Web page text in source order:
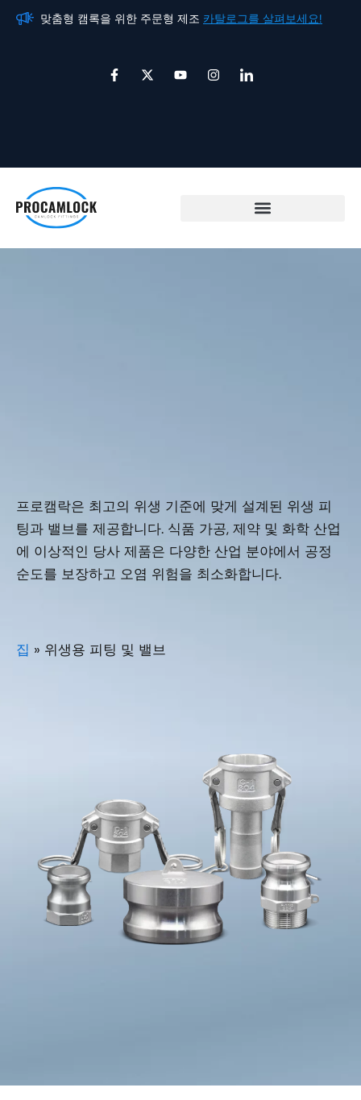
기
맞춤형 캠록을 위한 주문형 제조 카탈로그를 살펴보세요!
페
이
X
-
유
튜
인
스
아
이
프로캠락은 최고의 위생 기준에 맞게 설계된 위생 피
팅과 밸브를 제공합니다. 식품 가공, 제약 및 화학 산업
에 이상적인 당사 제품은 다양한 산업 분야에서 공정
순도를 보장하고 오염 위험을 최소화합니다.
집 » 위생용 피팅 및 밸브